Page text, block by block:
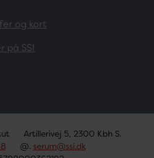
og kort
på SSI
Artillerivej 5, 2300 Kbh S.
@. serum@ssi.dk